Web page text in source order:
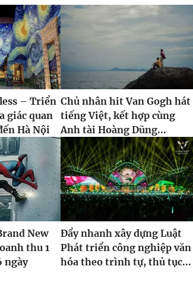
– Triển
giác quan
Hà Nội
Chủ nhân hit Van Gogh hát
tiếng Việt, kết hợp cùng
Anh tài Hoàng Dũng...
New
thu 1
ngày
Đẩy nhanh xây dựng Luật
Phát triển công nghiệp văn
hóa theo trình tự, thủ tục...